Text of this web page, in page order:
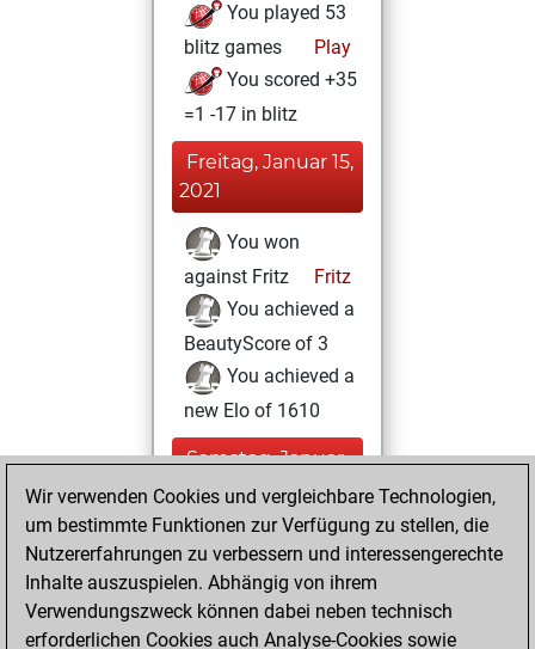
You played 53
blitz games
Play
You scored +35
=1 -17 in blitz
Freitag, Januar 15,
2021
You won
against Fritz
Fritz
You achieved a
BeautyScore of 3
You achieved a
new Elo of 1610
Samstag, Januar
2, 2021
You created
your Fritz account
Fritz
Montag,
Wir verwenden Cookies und vergleichbare Technologien,
um bestimmte Funktionen zur Verfügung zu stellen, die
Nutzererfahrungen zu verbessern und interessengerechte
Inhalte auszuspielen. Abhängig von ihrem
Verwendungszweck können dabei neben technisch
erforderlichen Cookies auch Analyse-Cookies sowie